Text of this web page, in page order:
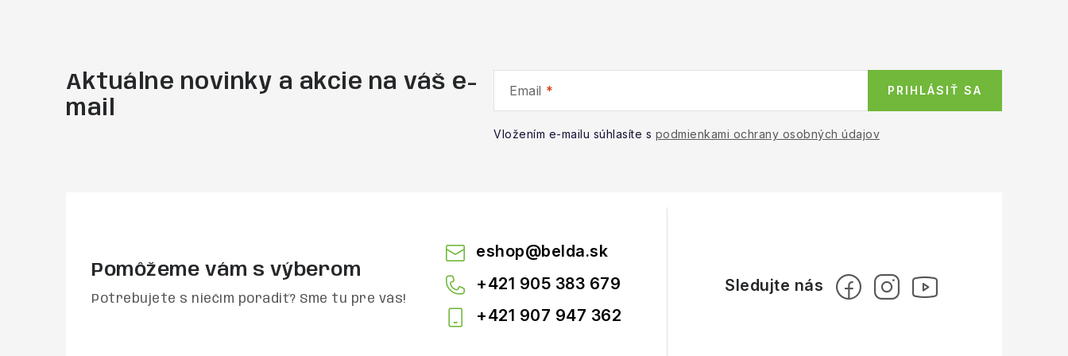
Aktuálne novinky a akcie na váš e-
mail
Email
Vložením e-mailu súhlasíte s podmienkami ochrany osobných údajov
PRIHLÁSIŤ SA
Pomôžeme vám s výberom
Potrebujete s niečím poradiť? Sme tu pre vás!
eshop@belda.sk
+421 905 383 679
+421 907 947 362